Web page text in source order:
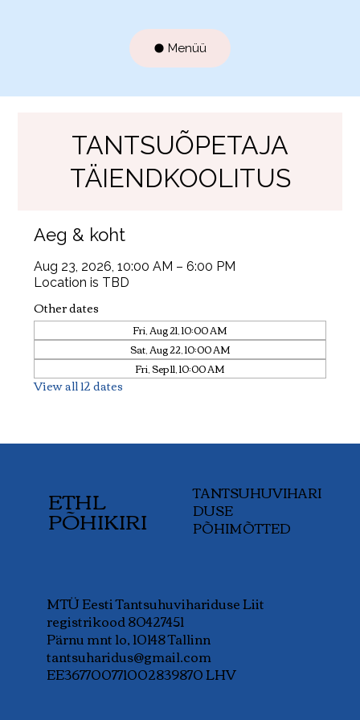
Menüü
TANTSUÕPETAJA
TÄIENDKOOLITUS
Aeg & koht
Aug 23, 2026, 10:00 AM – 6:00 PM
Location is TBD
Other dates
Fri, Aug 21, 10:00 AM
Sat, Aug 22, 10:00 AM
Fri, Sep 11, 10:00 AM
View all 12 dates
ETHL
PÕHIKIRI
TANTSUHUVIHARI
DUSE
PÕHIMÕTTED
MTÜ Eesti Tantsuhuvihariduse Liit
registrikood 80427451
Pärnu mnt 1o, 10148 Tallinn
tantsuharidus@gmail.com
EE367700771002839870 LHV